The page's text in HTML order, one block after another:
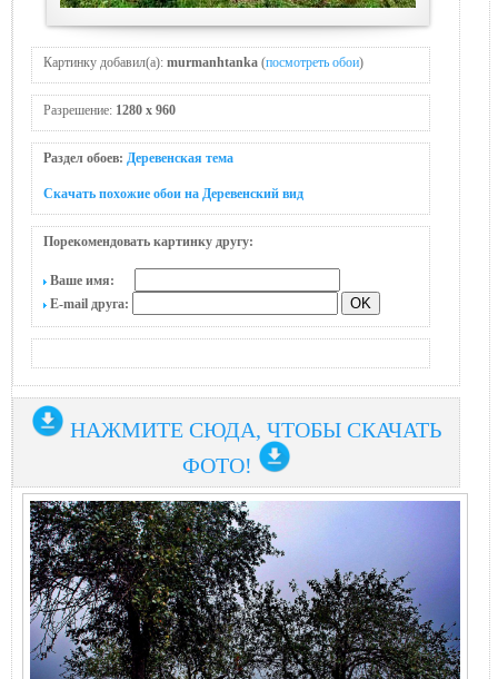
Картинку добавил(а): murmanhtanka (посмотреть обои)
Разрешение: 1280 x 960
Раздел обоев: Деревенская тема
Скачать похожие обои на Деревенский вид
Порекомендовать картинку другу:
Ваше имя:
E-mail друга:
НАЖМИТЕ СЮДА, ЧТОБЫ СКАЧАТЬ
ФОТО!